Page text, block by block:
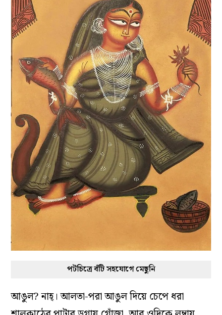
পটচিত্রে বঁটি সহযোগে মেছুনি
আঙুল? নাহ্‌। আলতা-পরা আঙুল দিয়ে চেপে ধরা